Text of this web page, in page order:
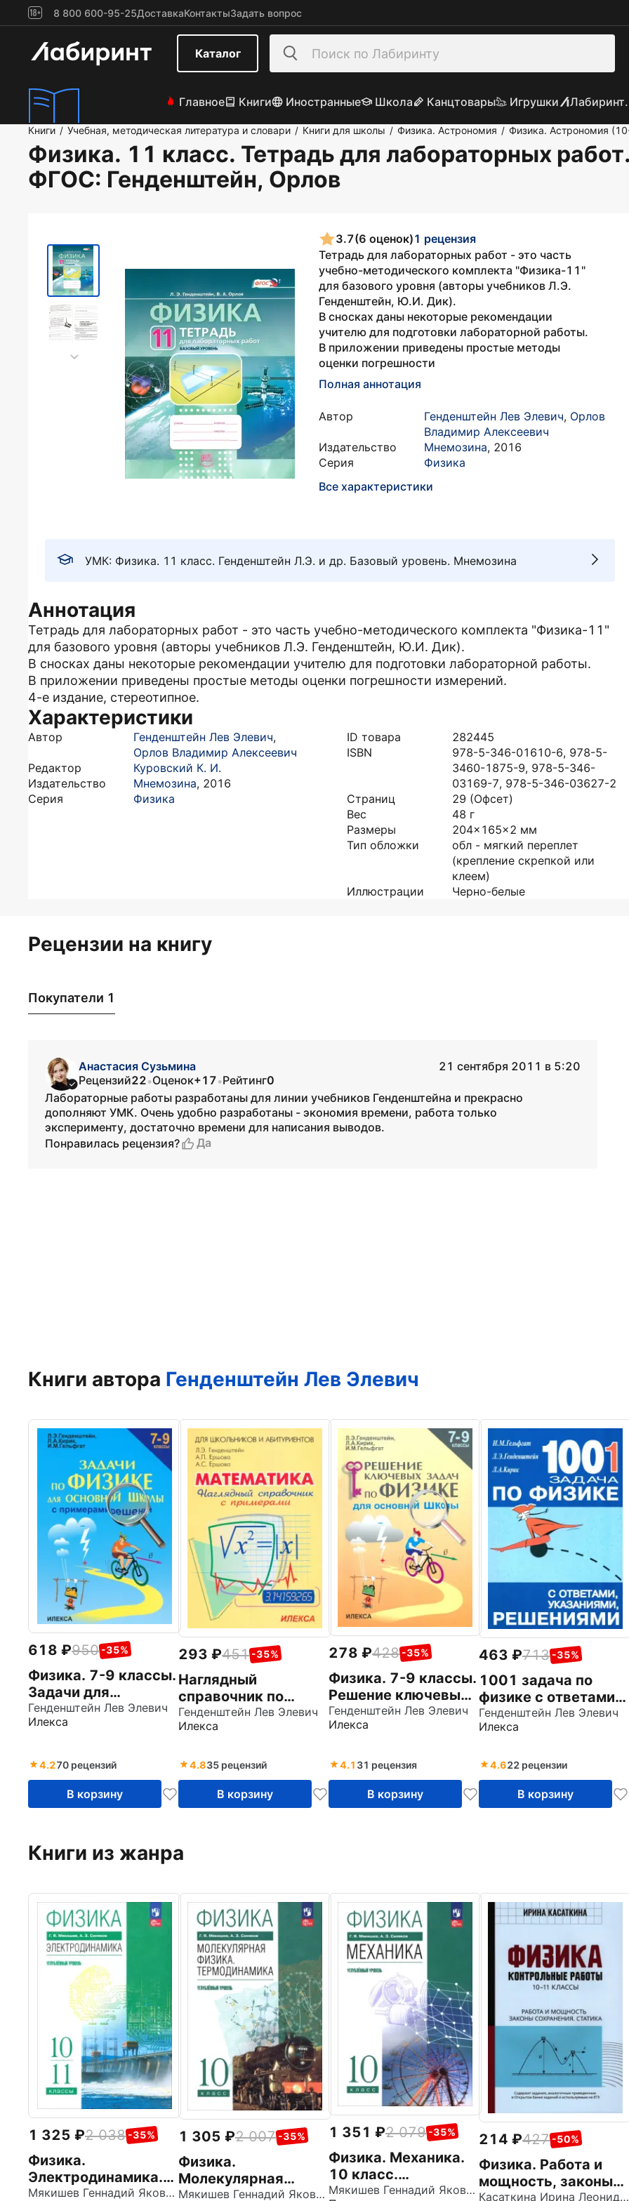
8 800 600-95-25ДоставкаКонтактыЗадать вопрос
Каталог
Главное Книги Иностранные Школа Канцтовары Игрушки
Книги / Учебная, методическая литература и словари / Книги для школы / Физика. Астрономия / Физика. Астрономия
Физика. 11 класс. Тетрадь для лабораторных
ФГОС: Генденштейн, Орлов
3.7(6 оценок)1 рецензия
Тетрадь для лабораторных работ - это часть
учебно-методического комплекта "Физика-11"
для базового уровня (авторы учебников Л.Э.
Генденштейн, Ю.И. Дик).
В сносках даны некоторые рекомендации
учителю для подготовки лабораторной работы.
В приложении приведены простые методы
оценки погрешности
Полная аннотация
Автор Генденштейн Лев Элевич, Орлов
Владимир Алексеевич
Издательство
Мнемозина, 2016
Серия
Физика
Все характеристики
УМК: Физика. 11 класс. Генденштейн Л.Э. и др. Базовый уровень. Мнемозина
Аннотация
Тетрадь для лабораторных работ - это часть учебно-методического комплекта "Физика-11"
для базового уровня (авторы учебников Л.Э. Генденштейн, Ю.И. Дик).
В сносках даны некоторые рекомендации учителю для подготовки лабораторной работы.
В приложении приведены простые методы оценки погрешности измерений.
4-е издание, стереотипное.
Характеристики
Автор Генденштейн Лев Элевич,
Орлов Владимир Алексеевич
Редактор
Куровский К. И.
Издательство
Мнемозина, 2016
Серия
Физика
ID товара
282445
ISBN
978-5-346-01610-6, 978-5-
3460-1875-9, 978-5-346-
03169-7, 978-5-346-03627-2
Страниц
29 (Офсет)
Вес
48 г
Размеры
204x165x2 мм
Тип обложки
обл - мягкий переплет
(крепление скрепкой или
клеем)
Иллюстрации
Черно-белые
Рецензии на книгу
Покупатели 1
Анастасия Сузьмина
21 сентября 2011 в 5:20
Рецензий22•Оценок+17•Рейтинг0
Лабораторные работы разработаны для линии учебников Генденштейна и прекрасно
дополняют УМК. Очень удобно разработаны - экономия времени, работа только
эксперименту, достаточно времени для написания выводов.
Понравилась рецензия?
Да
Книги автора Генденштейн Лев Элевич
618 950 -35%
Физика. 7-9 классы.
Задачи для
основной школы с
примерами решений
Генденштейн Лев Элевич
Илекса
4.270 рецензий
В корзину
293 451 -35%
Наглядный
справочник по
математике с
примерами. Для
школьников,
учителей
Генденштейн Лев Элевич
Илекса
4.835 рецензий
В корзину
278 428 -35%
Физика. 7-9 классы.
Решение ключевых
задач для основной
школы
Генденштейн Лев Элевич
Илекса
4.1 31 рецензия
В корзину
463 713 -35%
1001 задача по
физике с ответами,
указаниями,
решениями
Генденштейн Лев Элевич
Илекса
4.622 рецензии
В корзину
Книги из жанра
1 325 2 038 -35%
Физика.
Электродинамика.
10-11 классы.
Мякишев Геннадий Яковлевич
1 305 2 007 -35%
Физика.
Молекулярная
физика.
Мякишев Геннадий Яковлевич
1 351 2 079 -35%
Физика. Механика.
10 класс.
Углублённый
Мякишев Геннадий Яковлевич
214 427 -50%
Физика. Работа и
мощность, законы
Касаткина Ирина Леонидовна